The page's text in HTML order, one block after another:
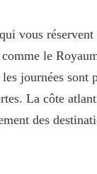
vous réservent
le
journées sont
La côte
des